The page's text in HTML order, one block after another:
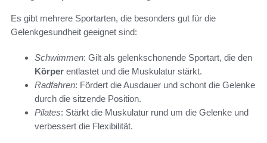
Es gibt mehrere Sportarten, die besonders gut für die
Gelenkgesundheit geeignet sind:
Schwimmen: Gilt als gelenkschonende Sportart, die den
Körper entlastet und die Muskulatur stärkt.
Radfahren: Fördert die Ausdauer und schont die Gelenke
durch die sitzende Position.
Pilates: Stärkt die Muskulatur rund um die Gelenke und
verbessert die Flexibilität.